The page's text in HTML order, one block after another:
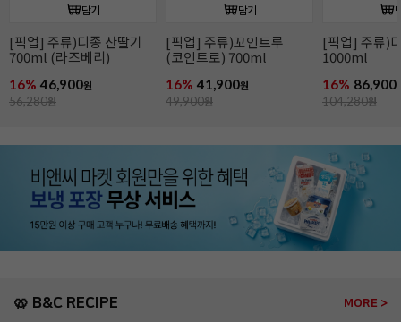
담기
[픽업] 주류)디종 산딸기
700ml (라즈베리)
16% 46,900원
56,280원
담기
[픽업] 주류)꼬인트루
(코인트로) 700ml
16% 41,900원
49,900원
[픽업] 주류)
1000ml
16% 86,900
104,280원
🥨 B&C RECIPE MORE >